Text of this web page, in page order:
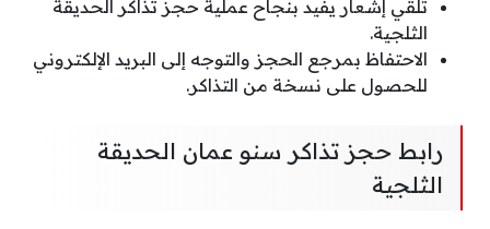
تلقي إشعار يفيد بنجاح عملية حجز تذاكر الحديقة
الثلجية.
الاحتفاظ بمرجع الحجز والتوجه إلى البريد الإلكتروني
للحصول على نسخة من التذاكر.
رابط حجز تذاكر سنو عمان الحديقة
الثلجية